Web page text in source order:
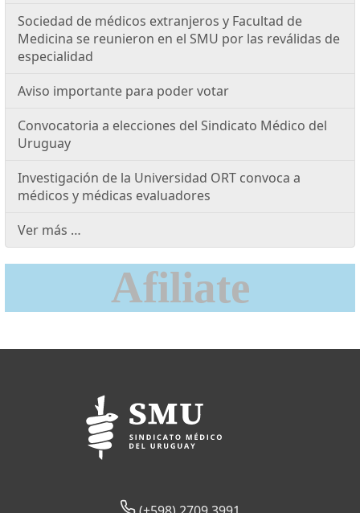
Sociedad de médicos extranjeros y Facultad de
Medicina se reunieron en el SMU por las reválidas de
especialidad
Aviso importante para poder votar
Convocatoria a elecciones del Sindicato Médico del
Uruguay
Investigación de la Universidad ORT convoca a
médicos y médicas evaluadores
Ver más …
Afiliate